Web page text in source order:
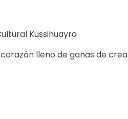
Kussihuayra
lleno de ganas de